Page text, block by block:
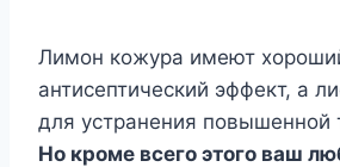
Лимон кожура имеют
антисептический эффект, а
для устранения повышенной
Но кроме всего этого ваш